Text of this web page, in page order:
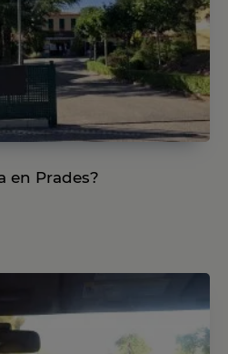
en Prades?